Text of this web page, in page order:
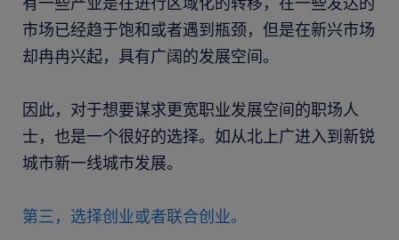
市场已经趋于饱和或者遇到瓶颈，但是在新兴市场
却冉冉兴起，具有广阔的发展空间。
因此，对于想要谋求更宽职业发展空间的职场人
士，也是一个很好的选择。如从北上广进入到新锐
城市新一线城市发展。
第三，选择创业或者联合创业。